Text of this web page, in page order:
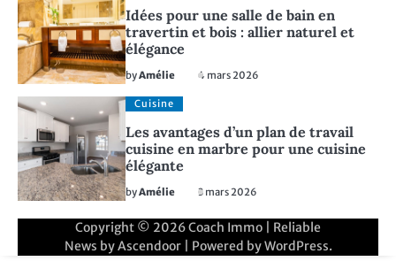
Idées pour une salle de bain en
travertin et bois : allier naturel et
élégance
byAmélie 4 mars 2026
Cuisine
Les avantages d’un plan de travail
cuisine en marbre pour une cuisine
élégante
byAmélie 3 mars 2026
Copyright © 2026Coach Immo | Reliable
News byAscendoor| Powered byWordPress.